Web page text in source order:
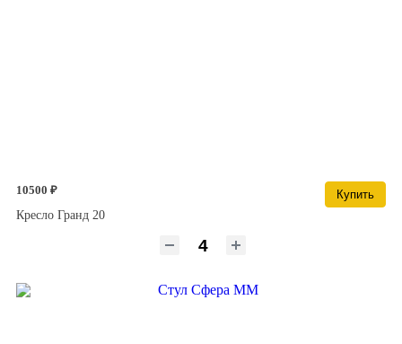
10500 ₽
Купить
Кресло Гранд 20